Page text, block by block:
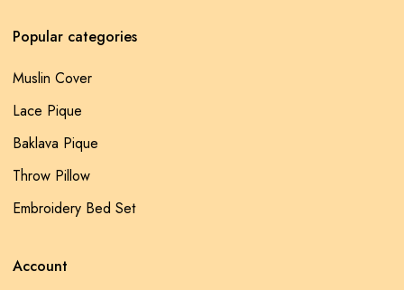
Popular categories
Muslin Cover
Lace Pique
Baklava Pique
Throw Pillow
Embroidery Bed Set
Account